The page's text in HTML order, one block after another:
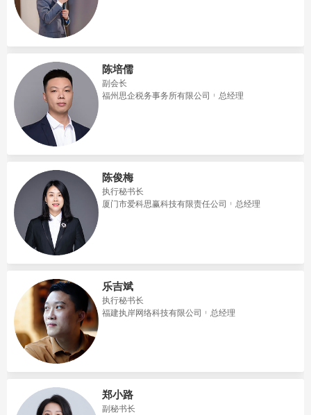
陈培儒
副会长
福州思企税务事务所有限公司
总经理
陈俊梅
执行秘书长
厦门市爱科思赢科技有限责任公司
总经理
乐吉斌
执行秘书长
福建执岸网络科技有限公司
总经理
郑小路
副秘书长